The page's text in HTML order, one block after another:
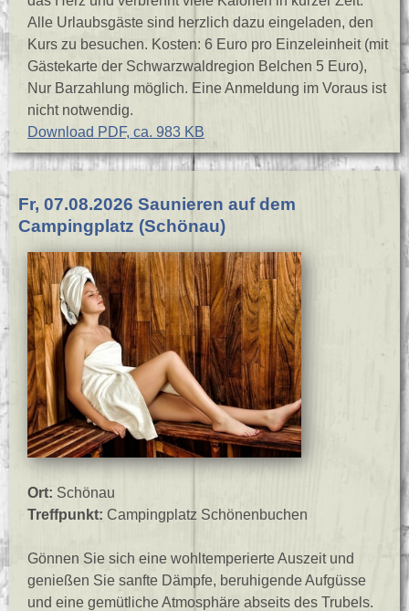
Alle Urlaubsgäste sind herzlich dazu eingeladen, den
Kurs zu besuchen. Kosten: 6 Euro pro Einzeleinheit (mit
Gästekarte der Schwarzwaldregion Belchen 5 Euro),
Nur Barzahlung möglich. Eine Anmeldung im Voraus ist
nicht notwendig.
Download PDF, ca. 983 KB
Fr, 07.08.2026 Saunieren auf dem
Campingplatz (Schönau)
Ort: Schönau
Treffpunkt: Campingplatz Schönenbuchen
Gönnen Sie sich eine wohltemperierte Auszeit und
genießen Sie sanfte Dämpfe, beruhigende Aufgüsse
und eine gemütliche Atmosphäre abseits des Trubels.